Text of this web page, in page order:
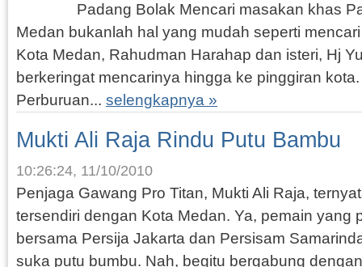
Padang Bolak Mencari masakan khas
Medan bukanlah hal yang mudah seperti
Kota Medan, Rahudman Harahap dan isteri, Hj
berkeringat mencarinya hingga ke pinggiran kota.
Perburuan... selengkapnya »
Mukti Ali Raja Rindu Putu Bambu
10:26:24, 11/10/2010
Penjaga Gawang Pro Titan, Mukti Ali Raja,
tersendiri dengan Kota Medan. Ya, pemain yang
bersama Persija Jakarta dan Persisam
suka putu bumbu. Nah, begitu bergabung